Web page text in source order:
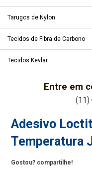
Tarugos de Nylon
Tecidos de Fibra de Carbono
Tecidos Kevlar
Entre em
(11)
Adesivo
Temperatura
Gostou? compartilhe!